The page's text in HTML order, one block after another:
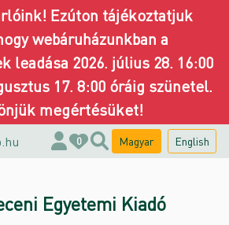
Ezúton tájékoztatjuk
webáruházunkban a
leadása 2026. július 28. 16:00
17. 8:00 óráig szünetel.
megértésüket!
0 Magyar English
Egyetemi Kiadó